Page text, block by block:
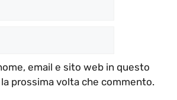
email e sito web in questo
prossima volta che commento.